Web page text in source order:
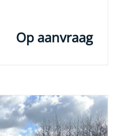
Op aanvraag